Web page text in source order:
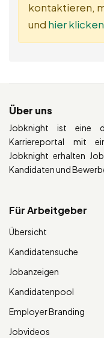
kontaktieren,
und hier klicken
Über uns
Jobknight ist eine
Karriereportal mit
Jobknight erhalten
Kandidaten und
Für Arbeitgeber
Übersicht
Kandidatensuche
Jobanzeigen
Kandidatenpool
Employer Branding
Jobvideos